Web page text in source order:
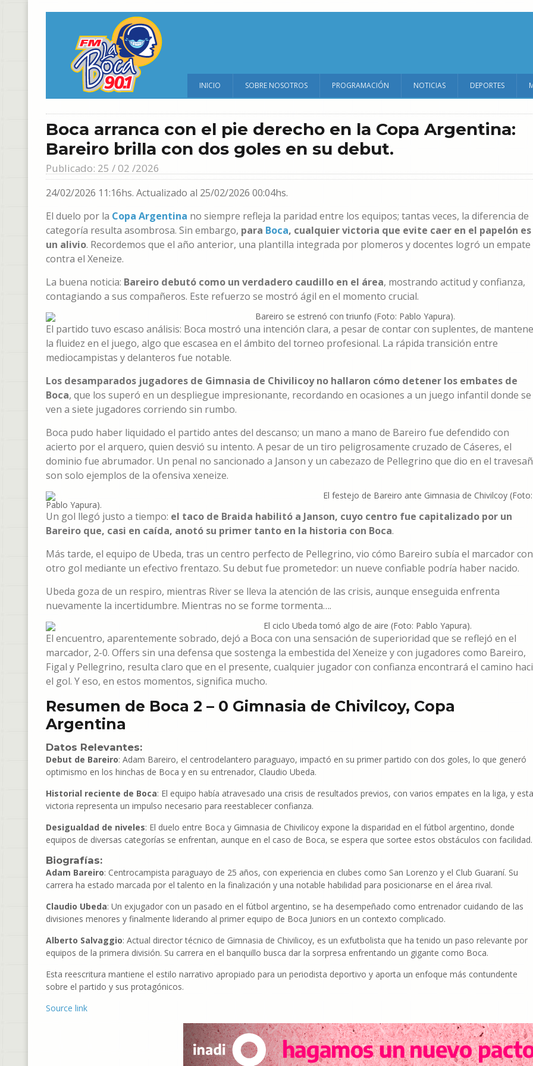
INICIO SOBRE NOSOTROS PROGRAMACIÓN NOTICIAS DEPORTES
Boca arranca con el pie derecho en la Copa Argentina:
Bareiro brilla con dos goles en su debut.
Publicado: 25 / 02 /2026
24/02/2026 11:16hs. Actualizado al 25/02/2026 00:04hs.
El duelo por la Copa Argentina no siempre refleja la paridad entre los equipos; tantas veces, la diferencia de
categoría resulta asombrosa. Sin embargo, para Boca, cualquier victoria que evite caer en el papelón es
un alivio. Recordemos que el año anterior, una plantilla integrada por plomeros y docentes logró un empate
contra el Xeneize.
La buena noticia: Bareiro debutó como un verdadero caudillo en el área, mostrando actitud y confianza,
contagiando a sus compañeros. Este refuerzo se mostró ágil en el momento crucial.
Bareiro se estrenó con triunfo (Foto: Pablo Yapura).
El partido tuvo escaso análisis: Boca mostró una intención clara, a pesar de contar con suplentes, de
la fluidez en el juego, algo que escasea en el ámbito del torneo profesional. La rápida transición entre
mediocampistas y delanteros fue notable.
Los desamparados jugadores de Gimnasia de Chivilicoy no hallaron cómo detener los embates de
Boca, que los superó en un despliegue impresionante, recordando en ocasiones a un juego infantil donde se
ven a siete jugadores corriendo sin rumbo.
Boca pudo haber liquidado el partido antes del descanso; un mano a mano de Bareiro fue defendido con
acierto por el arquero, quien desvió su intento. A pesar de un tiro peligrosamente cruzado de Cáseres, el
dominio fue abrumador. Un penal no sancionado a Janson y un cabezazo de Pellegrino que dio en el
son solo ejemplos de la ofensiva xeneize.
El festejo de Bareiro ante Gimnasia de Chivilcoy (Foto:
Pablo Yapura).
Un gol llegó justo a tiempo: el taco de Braida habilitó a Janson, cuyo centro fue capitalizado por un
Bareiro que, casi en caída, anotó su primer tanto en la historia con Boca.
Más tarde, el equipo de Ubeda, tras un centro perfecto de Pellegrino, vio cómo Bareiro subía el marcador con
otro gol mediante un efectivo frentazo. Su debut fue prometedor: un nueve confiable podría haber nacido.
Ubeda goza de un respiro, mientras River se lleva la atención de las crisis, aunque enseguida enfrenta
nuevamente la incertidumbre. Mientras no se forme tormenta….
El ciclo Ubeda tomó algo de aire (Foto: Pablo Yapura).
El encuentro, aparentemente sobrado, dejó a Boca con una sensación de superioridad que se reflejó en el
marcador, 2-0. Offers sin una defensa que sostenga la embestida del Xeneize y con jugadores como Bareiro,
Figal y Pellegrino, resulta claro que en el presente, cualquier jugador con confianza encontrará el camino
el gol. Y eso, en estos momentos, significa mucho.
Resumen de Boca 2 – 0 Gimnasia de Chivilcoy, Copa
Argentina
Datos Relevantes:
Debut de Bareiro: Adam Bareiro, el centrodelantero paraguayo, impactó en su primer partido con dos goles, lo que generó
optimismo en los hinchas de Boca y en su entrenador, Claudio Ubeda.
Historial reciente de Boca: El equipo había atravesado una crisis de resultados previos, con varios empates en la liga, y esta
victoria representa un impulso necesario para reestablecer confianza.
Desigualdad de niveles: El duelo entre Boca y Gimnasia de Chivilicoy expone la disparidad en el fútbol argentino, donde
equipos de diversas categorías se enfrentan, aunque en el caso de Boca, se espera que sortee estos obstáculos con facilidad.
Biografías:
Adam Bareiro: Centrocampista paraguayo de 25 años, con experiencia en clubes como San Lorenzo y el Club Guaraní. Su
carrera ha estado marcada por el talento en la finalización y una notable habilidad para posicionarse en el área rival.
Claudio Ubeda: Un exjugador con un pasado en el fútbol argentino, se ha desempeñado como entrenador cuidando de las
divisiones menores y finalmente liderando al primer equipo de Boca Juniors en un contexto complicado.
Alberto Salvaggio: Actual director técnico de Gimnasia de Chivilicoy, es un exfutbolista que ha tenido un paso relevante por
equipos de la primera división. Su carrera en el banquillo busca dar la sorpresa enfrentando un gigante como Boca.
Esta reescritura mantiene el estilo narrativo apropiado para un periodista deportivo y aporta un enfoque más contundente
sobre el partido y sus protagónicos.
Source link